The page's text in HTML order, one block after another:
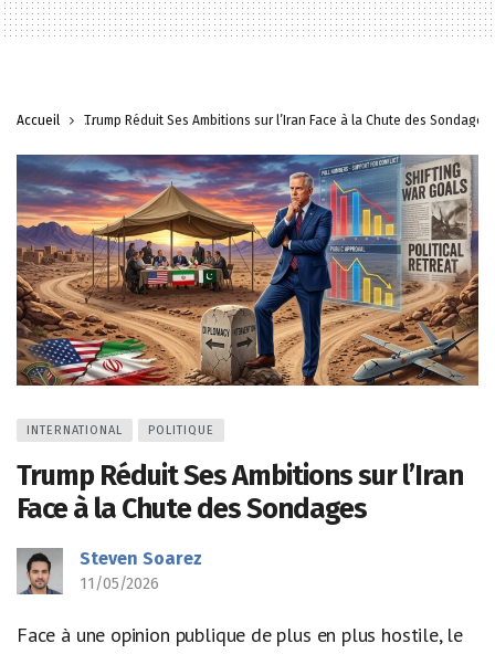
Accueil Trump Réduit Ses Ambitions sur l’Iran Face à la Chute des Sondages
INTERNATIONAL POLITIQUE
Trump Réduit Ses Ambitions sur l’Iran
Face à la Chute des Sondages
Steven Soarez
11/05/2026
Face à une opinion publique de plus en plus hostile, le